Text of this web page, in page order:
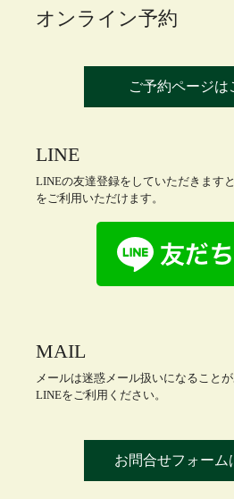
オンライン予約
ご予約ページは
LINE
LINEの友達登録をしていただきます
をご利用いただけます。
MAIL
メールは迷惑メール扱いになること
LINEをご利用ください。
お問合せフォーム